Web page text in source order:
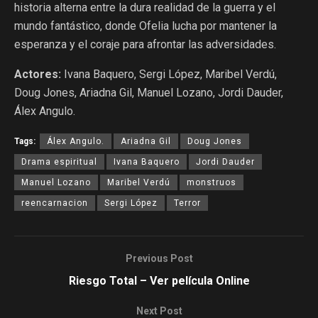
historia alterna entre la dura realidad de la guerra y el
mundo fantástico, donde Ofelia lucha por mantener la
esperanza y el coraje para afrontar las adversidades.
Actores: Ivana Baquero, Sergi López, Maribel Verdú,
Doug Jones, Ariadna Gil, Manuel Lozano, Jordi Dauder,
Álex Angulo.
Tags: Álex Angulo. Ariadna Gil Doug Jones
Drama espiritual Ivana Baquero Jordi Dauder
Manuel Lozano Maribel Verdú monstruos
reencarnacion Sergi López Terror
Previous Post
Riesgo Total – Ver película Online
Next Post